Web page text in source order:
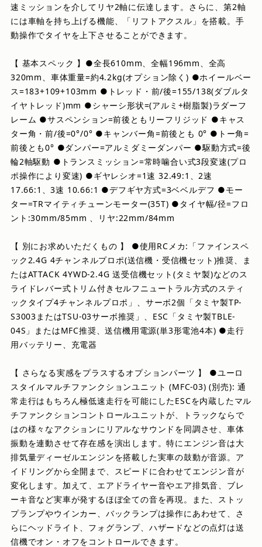
速ミッションを介してリヤ2軸に伝達します。さらに、第2軸
には車軸を持ち上げる機能、「リフトアクスル」を搭載。手
動操作でタイヤを上下させることができます。
【 基本スペック 】●全長610mm、全幅196mm、全高
320mm、車体重量=約4.2kg(オプション除く) ●ホイールベー
ス=183+109+103mm ●トレッド・前/後=155/138(ダブルタ
イヤトレッド)mm ●シャーシ形状=(アルミ+樹脂製)ラダーフ
レーム ●サスペンション=前後ともリーフリジッド ●キャス
ター角・前/後=0°/0° ●キャンバー角=前後とも 0° ●トー角=
前後とも0° ●ダンパー=アルミダミーダンパー ●駆動方式=後
輪2軸駆動 ●トランスミッション=常時噛合い式3段変速(プロ
ポ操作により変速) ●ギヤレシオ=1速 32.49:1、2速
17.66:1、3速 10.66:1 ●デフギヤ方式=3ベベルデフ ●モー
ター=TRマイティチューンモーター(35T) ●タイヤ幅/径=フロ
ント:30mm/85mm 、リヤ:22mm/84mm
【 別にお求めいただくもの 】 ●使用RCメカ:「ファインスペ
ック2.4G 4チャンネルプロポ(送信機・受信機セット)推奨、ま
たはATTACK 4YWD-2.4G 送受信機セット(タミヤ製)などのス
ライドレバー式トリム付きセルフニュートラル方式のスティ
ックタイプ4チャンネルプロポ」、サーボ2個「タミヤ製TP-
S3003またはTSU-03サーボ推奨」、ESC「タミヤ製TBLE-
04S」またはMFC推奨、送信機用電源(単3形電池4本) ●走行
用バッテリー、充電器
【 さらなる実感をプラスするオプションパーツ 】 ●ユーロ
スタイルマルチファンクションユニット (MFC-03) (別売): 通
常走行はもちろん極低速走行を可能にしたESCを内蔵したマル
チファンクションコントロールユニットが、トラックならで
はの様々なアクションにリアルなサウンドを同調させ、車体
振動を連動させて存在感を演出します。特にエンジン音は大
排気量ディーゼルエンジンを搭載した実車の鼓動が音源。ア
イドリングから全開まで、スピードに合わせてエンジン音が
変化します。加えて、エアドライヤー音やエア排気音、ブレ
ーキ音など実車が発するほぼ全ての音を再現。また、ストッ
プランプやウインカー、バックランプは操作にあわせて、さ
らにヘッドライト、フォグランプ、ハザードなどの点灯は送
信機でオン・オフをコントロールできます。